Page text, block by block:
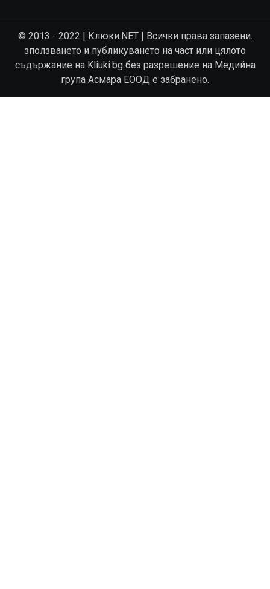
© 2013 - 2022 | Клюки.NET | Всички права запазени.
зползването и публикуването на част или цялото
съдържание на Kliuki.bg без разрешение на Медийна
група Асмара ЕООД е забранено.